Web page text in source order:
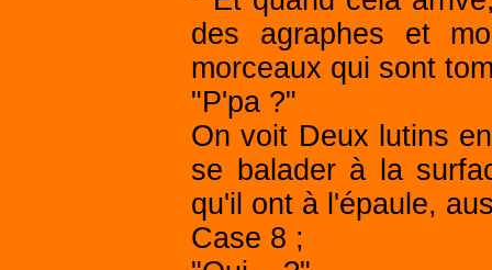
des agraphes et
morceaux qui sont
"P'pa ?"
On voit Deux lutins
se balader à la
qu'il ont à l'épaule,
Case 8 ;